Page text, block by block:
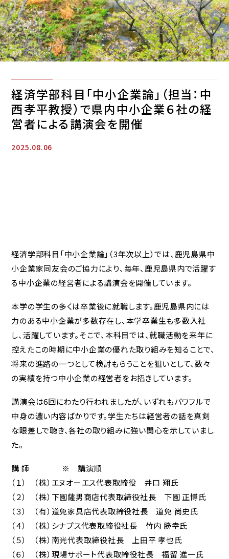
経済学部科目「中小企業論」（担当：中
西孝平教授）で県内中小企業６社の経
営者による講演会を開催
2025.08.06
経済学部科目「中小企業論」（3年次以上）では、鹿児島県中
小企業家同友会のご協力により、毎年、鹿児島県内で活躍す
る中小企業の経営者による講演会を開催しています。
本学の学生の多くは卒業後に就職します。鹿児島県内には
力のある中小企業が多数存在し、本学卒業生も多数入社
し、活躍しています。そこで、本科目では、就職活動を来年に
控えたこの時期に中小企業の優れた取り組みを知ることで、
将来の進路の一つとして検討もらうことを狙いとして、数々
の実績を持つ中小企業の経営者をお招きしています。
講演会は6回にわたり行われましたが、いずれもパワフルで
中身の濃い内容ばかりです。学生たちは経営者の話を真剣
な眼差しで聴き、各社の取り組みに強い関心を示していまし
た。
講 師 ※ 講演順
（１） （株）エヌオーエス代表取締役 井口 翔氏
（２） （株）下園薩男商店代表取締役社長 下園 正博氏
（３） （有）道免家具店代表取締役社長 道免 尚史氏
（４） （株）シナプス代表取締役社長 竹内 勝幸氏
（５） （株）南光代表取締役社長 上田平 孝也氏
（６） （株）現場サポート代表取締役社長 福留 進一氏